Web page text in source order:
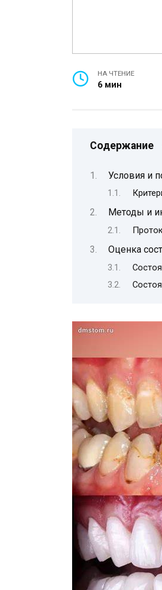
НА ЧТЕНИЕ
6 мин
Содержание
Условия и
Методы и
Оценка